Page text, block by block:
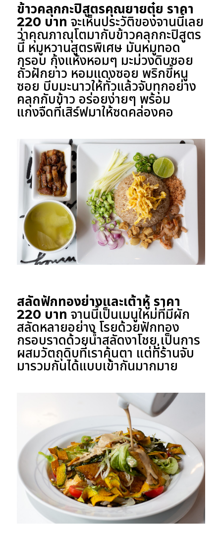
ข้าวคลุกกะปิสูตรคุณยายตุ๋ย ราคา
220 บาท จะเห็นประวัติของจานนี้เลย
ว่าคุณภาณุโตมากับข้าวคลุกกะปิสูตร
นี้ หมูหวานสูตรพิเศษ มันหมูทอด
กรอบ กุ้งแห้งหอมๆ มะม่วงดิบซอย
ถั่วฝักยาว หอมแดงซอย พริกขี้หนู
ซอย บีบมะนาวให้ทั่วแล้วจับทุกอย่าง
คลุกกับข้าว อร่อยง่ายๆ พร้อม
แกงจืดที่เสิร์ฟมาให้ซดคล่องคอ
สลัดฟักทองย่างและเต้าหู้ ราคา
220 บาท จานนี้เป็นเมนูใหม่ที่มีผัก
สลัดหลายอย่าง โรยด้วยฟักทอง
กรอบราดด้วยน้ำสลัดงาโชยุ เป็นการ
ผสมวัตถุดิบที่เราคุ้นตา แต่ที่ร้านจับ
มารวมกันได้แบบเข้ากันมากมาย